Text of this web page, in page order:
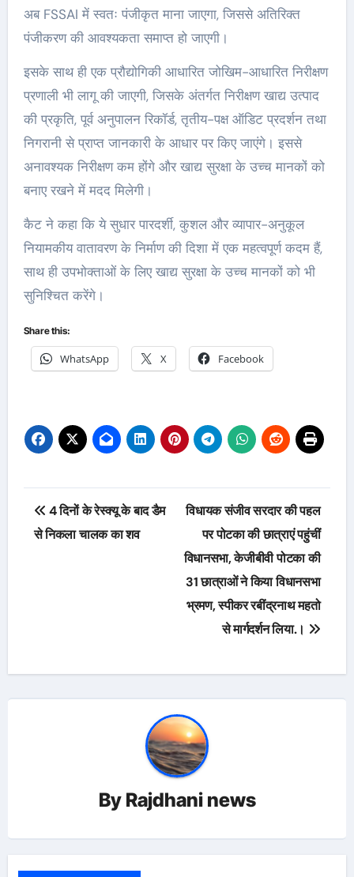
अब FSSAI में स्वतः पंजीकृत माना जाएगा, जिससे अतिरिक्त
पंजीकरण की आवश्यकता समाप्त हो जाएगी।
इसके साथ ही एक प्रौद्योगिकी आधारित जोखिम-आधारित निरीक्षण
प्रणाली भी लागू की जाएगी, जिसके अंतर्गत निरीक्षण खाद्य उत्पाद
की प्रकृति, पूर्व अनुपालन रिकॉर्ड, तृतीय-पक्ष ऑडिट प्रदर्शन तथा
निगरानी से प्राप्त जानकारी के आधार पर किए जाएंगे। इससे
अनावश्यक निरीक्षण कम होंगे और खाद्य सुरक्षा के उच्च मानकों को
बनाए रखने में मदद मिलेगी।
कैट ने कहा कि ये सुधार पारदर्शी, कुशल और व्यापार-अनुकूल
नियामकीय वातावरण के निर्माण की दिशा में एक महत्वपूर्ण कदम हैं,
साथ ही उपभोक्ताओं के लिए खाद्य सुरक्षा के उच्च मानकों को भी
सुनिश्चित करेंगे।
Share this:
WhatsApp X Facebook
Post
navigation
4 दिनों के रेस्क्यू के बाद डैम
से निकला चालक का शव
विधायक संजीव सरदार की पहल
पर पोटका की छात्राएं पहुंचीं
विधानसभा, केजीबीवी पोटका की
31 छात्राओं ने किया विधानसभा
भ्रमण, स्पीकर रबींद्रनाथ महतो
से मार्गदर्शन लिया.।
By Rajdhani news